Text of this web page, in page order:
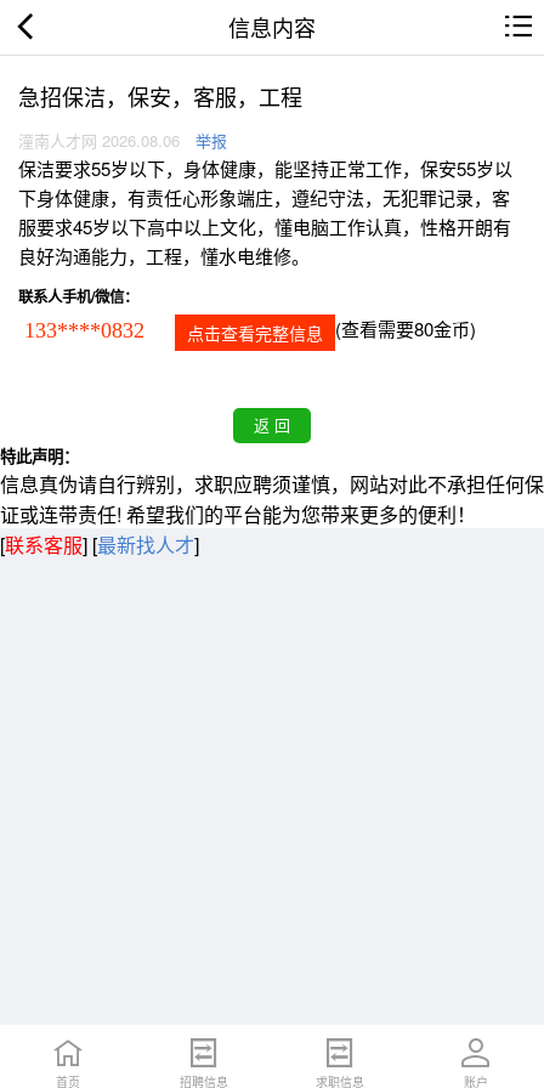
信息内容
急招保洁，保安，客服，工程
潼南人才网 2026.08.06 举报
保洁要求55岁以下，身体健康，能坚持正常工作，保安55岁以
下身体健康，有责任心形象端庄，遵纪守法，无犯罪记录，客
服要求45岁以下高中以上文化，懂电脑工作认真，性格开朗有
良好沟通能力，工程，懂水电维修。
联系人手机/微信：
133****0832 点击查看完整信息 (查看需要80金币)
特此声明：
信息真伪请自行辨别，求职应聘须谨慎，网站对此不承担任何保
证或连带责任! 希望我们的平台能为您带来更多的便利！
[联系客服] [最新找人才]
首页 招聘信息 求职信息 账户